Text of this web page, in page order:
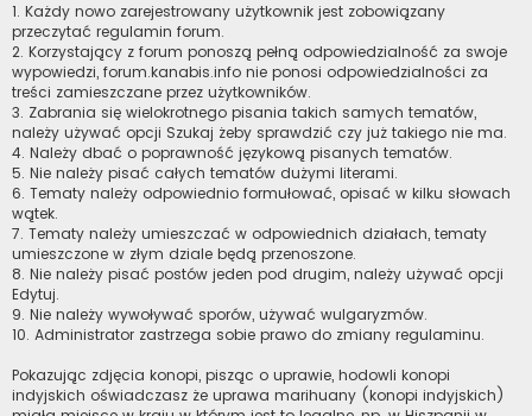
1. Każdy nowo zarejestrowany użytkownik jest zobowiązany
przeczytać regulamin forum.
2. Korzystający z forum ponoszą pełną odpowiedzialność za swoje
wypowiedzi, forum.kanabis.info nie ponosi odpowiedzialności za
treści zamieszczane przez użytkowników.
3. Zabrania się wielokrotnego pisania takich samych tematów,
należy używać opcji Szukaj żeby sprawdzić czy już takiego nie ma.
4. Należy dbać o poprawność językową pisanych tematów.
5. Nie należy pisać całych tematów dużymi literami.
6. Tematy należy odpowiednio formułować, opisać w kilku słowach
wątek.
7. Tematy należy umieszczać w odpowiednich działach, tematy
umieszczone w złym dziale będą przenoszone.
8. Nie należy pisać postów jeden pod drugim, należy używać opcji
Edytuj.
9. Nie należy wywoływać sporów, używać wulgaryzmów.
10. Administrator zastrzega sobie prawo do zmiany regulaminu.
Pokazując zdjęcia konopi, pisząc o uprawie, hodowli konopi
indyjskich oświadczasz że uprawa marihuany (konopi indyjskich)